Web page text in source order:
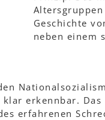
Geschichte
neben einem
klar erkennbar.
erfahrenen